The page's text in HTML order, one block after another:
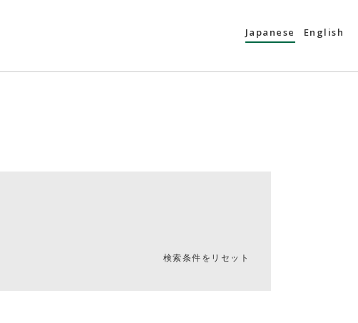
Japanese English
検索条件をリセット